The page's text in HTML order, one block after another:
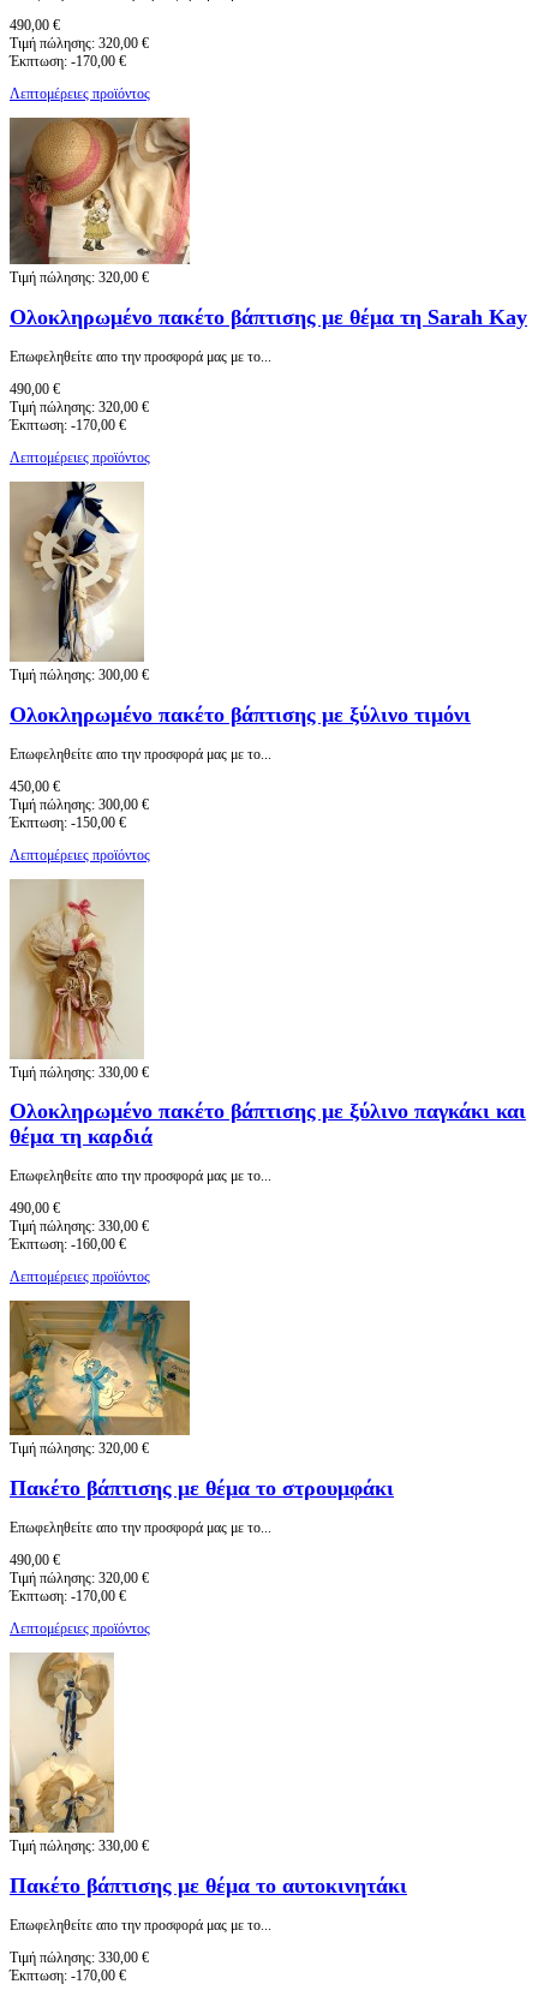
490,00 €
Τιμή πώλησης: 320,00 €
Έκπτωση: -170,00 €
Λεπτομέρειες προϊόντος
Τιμή πώλησης: 320,00 €
Ολοκληρωμένο πακέτο βάπτισης με θέμα τη Sarah Kay
Eπωφεληθείτε απο την προσφορά μας με το...
490,00 €
Τιμή πώλησης: 320,00 €
Έκπτωση: -170,00 €
Λεπτομέρειες προϊόντος
Τιμή πώλησης: 300,00 €
Ολοκληρωμένο πακέτο βάπτισης με ξύλινο τιμόνι
Eπωφεληθείτε απο την προσφορά μας με το...
450,00 €
Τιμή πώλησης: 300,00 €
Έκπτωση: -150,00 €
Λεπτομέρειες προϊόντος
Τιμή πώλησης: 330,00 €
Ολοκληρωμένο πακέτο βάπτισης με ξύλινο παγκάκι και
θέμα τη καρδιά
Eπωφεληθείτε απο την προσφορά μας με το...
490,00 €
Τιμή πώλησης: 330,00 €
Έκπτωση: -160,00 €
Λεπτομέρειες προϊόντος
Τιμή πώλησης: 320,00 €
Πακέτο βάπτισης με θέμα το στρουμφάκι
Eπωφεληθείτε απο την προσφορά μας με το...
490,00 €
Τιμή πώλησης: 320,00 €
Έκπτωση: -170,00 €
Λεπτομέρειες προϊόντος
Τιμή πώλησης: 330,00 €
Πακέτο βάπτισης με θέμα το αυτοκινητάκι
Eπωφεληθείτε απο την προσφορά μας με το...
Τιμή πώλησης: 330,00 €
Έκπτωση: -170,00 €